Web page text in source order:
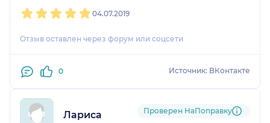
04.07.2019
Отзыв оставлен через форум или соцсети
0 Источник: ВКонтакте
Лариса Проверен НаПоправку